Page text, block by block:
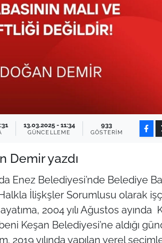
13.03.2025 - 11:34
GÜNCELLEME
933
GÖSTERIM
Demir yazdı
Enez Belediyesi’nde Belediye
İlişkşler Sorumlusu olarak
2004 yılı Ağustos ayında
beni Keşan Belediyesi’ne aldığı
2019 yılında yapılan yerel